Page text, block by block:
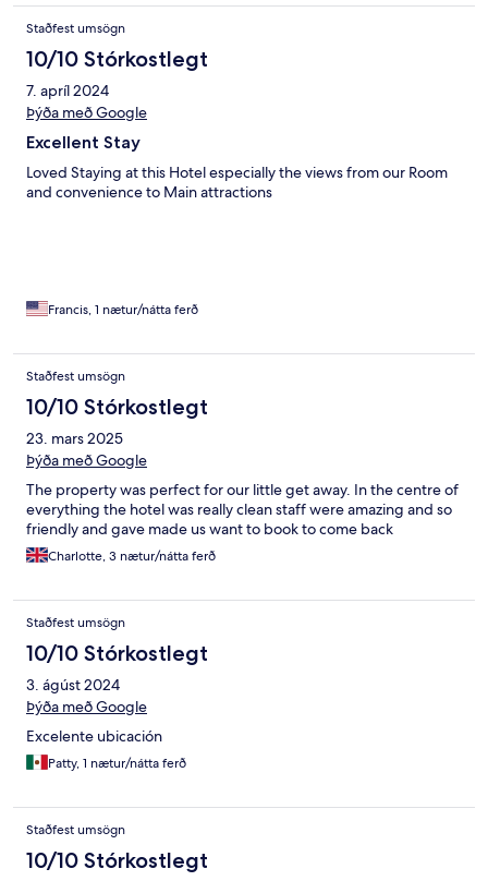
Staðfest umsögn
10/10 Stórkostlegt
7. apríl 2024
Þýða með Google
Excellent Stay
Loved Staying at this Hotel especially the views from our Room
and convenience to Main attractions
Francis, 1 nætur/nátta ferð
Staðfest umsögn
10/10 Stórkostlegt
23. mars 2025
Þýða með Google
The property was perfect for our little get away. In the centre of
everything the hotel was really clean staff were amazing and so
friendly and gave made us want to book to come back
Charlotte, 3 nætur/nátta ferð
Staðfest umsögn
10/10 Stórkostlegt
3. ágúst 2024
Þýða með Google
Excelente ubicación
Patty, 1 nætur/nátta ferð
Staðfest umsögn
10/10 Stórkostlegt